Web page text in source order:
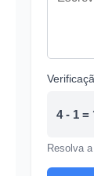
4 - 1 =
Resolva